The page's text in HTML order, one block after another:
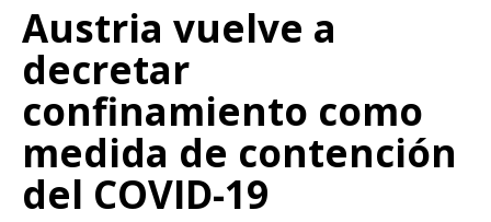
Austria vuelve a
decretar
confinamiento como
medida de contención
del COVID-19